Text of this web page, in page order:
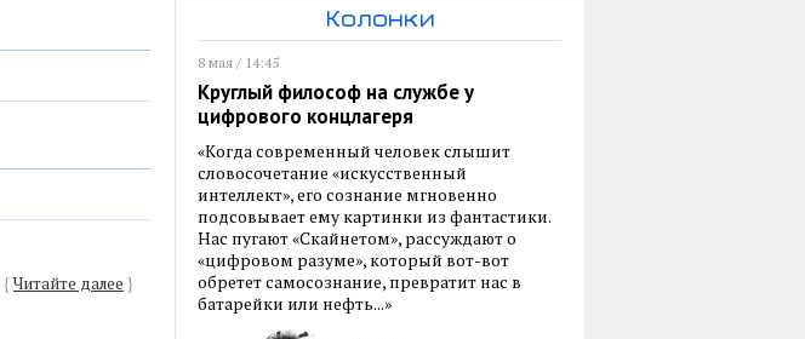
{ Читайте далее }
Колонки
8 мая / 14:45
Круглый философ на службе у
цифрового концлагеря
«Когда современный человек слышит
словосочетание «искусственный
интеллект», его сознание мгновенно
подсовывает ему картинки из фантастики.
Нас пугают «Скайнетом», рассуждают о
«цифровом разуме», который вот-вот
обретет самосознание, превратит нас в
батарейки или нефть...»